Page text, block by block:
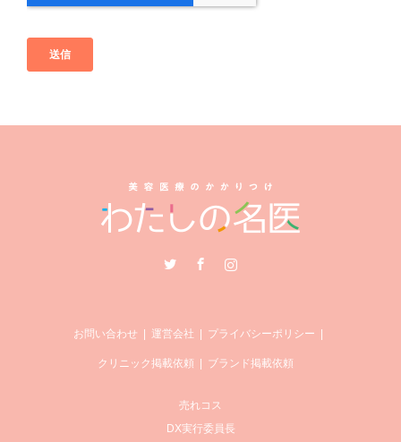
Instagram
お問い合わせ 運営会社 プライバシーポリシー
クリニック掲載依頼 ブランド掲載依頼
売れコス
DX実行委員長